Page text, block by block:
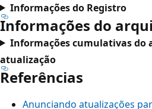
Informações do Registro
Informações do
Informações cumulativas do
atualização
Referências
Anunciando atualizações